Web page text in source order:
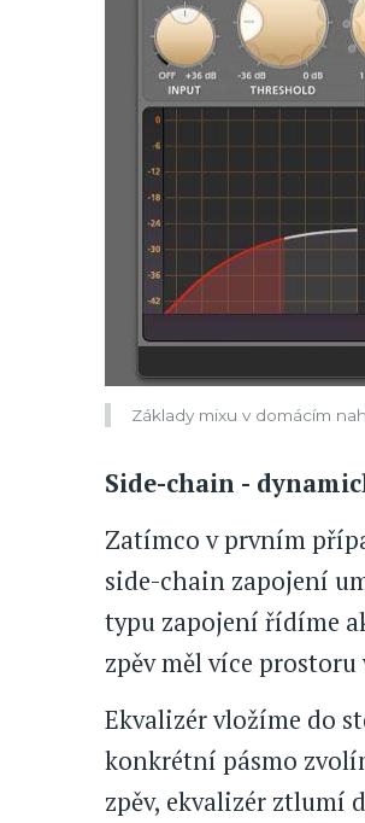
Základy mixu v domácím
Side-chain -
Zatímco v prvním
side-chain zapojení
typu zapojení řídíme
zpěv měl více
Ekvalizér vložíme do
konkrétní pásmo
zpěv, ekvalizér ztlumí